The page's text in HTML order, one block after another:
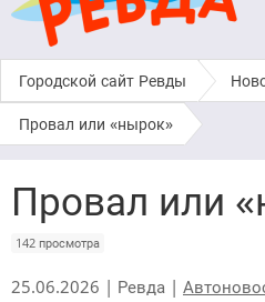
Городской сайт Ревды ›
Провал или «нырок»
Провал или
142 просмотра
25.06.2026 | Ревда |